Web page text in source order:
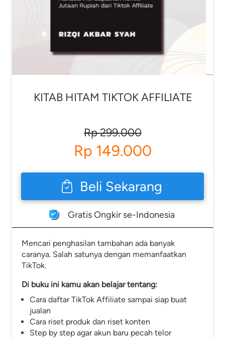
KITAB HITAM TIKTOK AFFILIATE
Rp 299.000
Rp 149.000
` Beli Sekarang
Gratis Ongkir se-Indonesia
Mencari penghasilan tambahan ada banyak
caranya. Salah satunya dengan memanfaatkan
TikTok.
Di buku ini kamu akan belajar tentang:
Cara daftar TikTok Affiliate sampai siap buat
jualan
Cara riset produk dan riset konten
Step by step agar akun baru pecah telor